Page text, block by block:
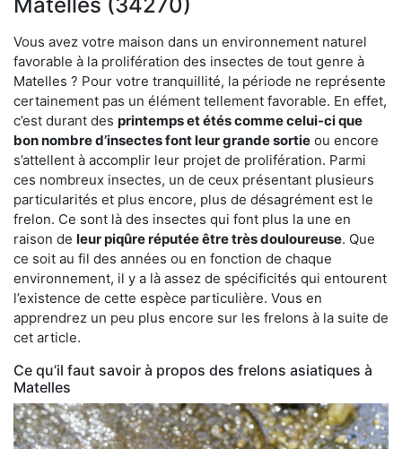
Vous avez votre maison dans un environnement naturel
favorable à la prolifération des insectes de tout genre à
Matelles ? Pour votre tranquillité, la période ne représente
certainement pas un élément tellement favorable. En effet,
c’est durant des printemps et étés comme celui-ci que
bon nombre d’insectes font leur grande sortie ou encore
s’attellent à accomplir leur projet de prolifération. Parmi
ces nombreux insectes, un de ceux présentant plusieurs
particularités et plus encore, plus de désagrément est le
frelon. Ce sont là des insectes qui font plus la une en
raison de leur piqûre réputée être très douloureuse. Que
ce soit au fil des années ou en fonction de chaque
environnement, il y a là assez de spécificités qui entourent
l’existence de cette espèce particulière. Vous en
apprendrez un peu plus encore sur les frelons à la suite de
cet article.
Ce qu’il faut savoir à propos des frelons asiatiques à
Matelles